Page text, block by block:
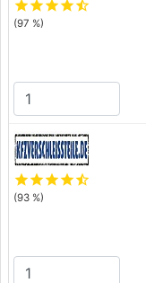
starstarstarstarstar_half
(97 %)
starstarstarstarstar_half
(93 %)